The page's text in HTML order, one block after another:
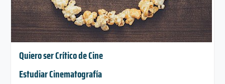
Quiero ser Crítico de Cine
Estudiar Cinematografía